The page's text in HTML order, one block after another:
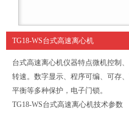
TG18-WS台式高速离心机
台式高速离心机仪器特点微机控制
转速。数字显示、程序可编、可存
平衡等多种保护，电子门锁。
TG18-WS台式高速离心机技术参数